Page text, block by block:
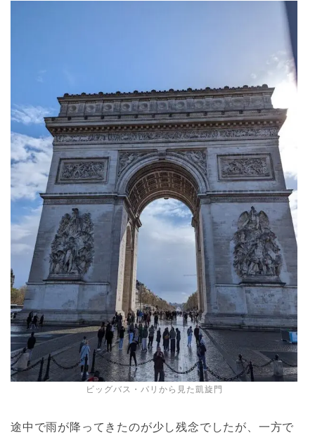
ビッグバス・パリから見た凱旋門
途中で雨が降ってきたのが少し残念でしたが、一方で